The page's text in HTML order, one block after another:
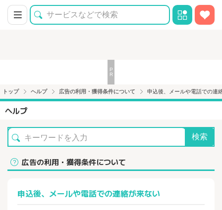
トップ ヘルプ 広告の利用・獲得条件について 申込後、メールや電話での連
ヘルプ
検索
広告の利用・獲得条件について
申込後、メールや電話での連絡が来ない